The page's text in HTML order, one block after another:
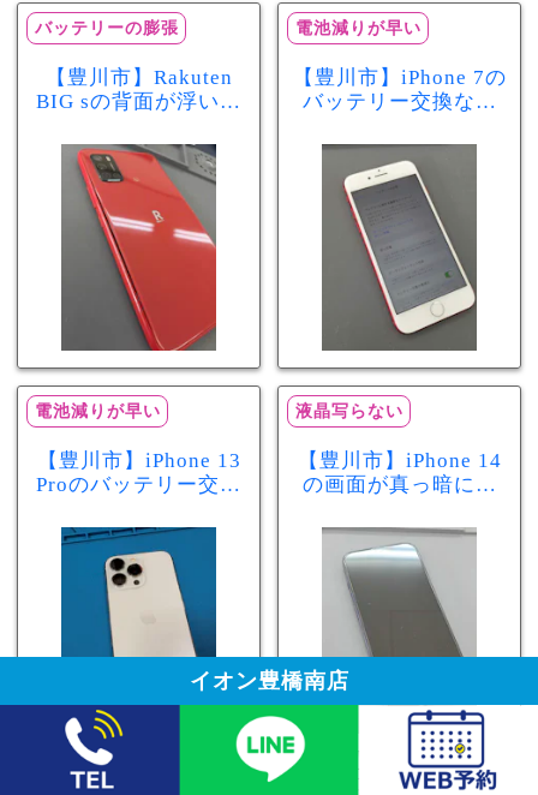
バッテリーの膨張
【豊川市】Rakuten
BIG sの背面が浮いて
リー膨張のサインか
もしれません！バッ
テリー交換修理事例
電池減りが早い
【豊川市】iPhone 7の
バッテリー交換なら
最大容量70％で電池
の減りが早い症状も
当日60分で改善
電池減りが早い
【豊川市】iPhone 13
Proのバッテリー交換
が早い症状も当日90
分で改善
液晶写らない
【豊川市】iPhone 14
の画面が真っ暗に…
修理！データそのま
まで復旧しました
イオン豊橋南店